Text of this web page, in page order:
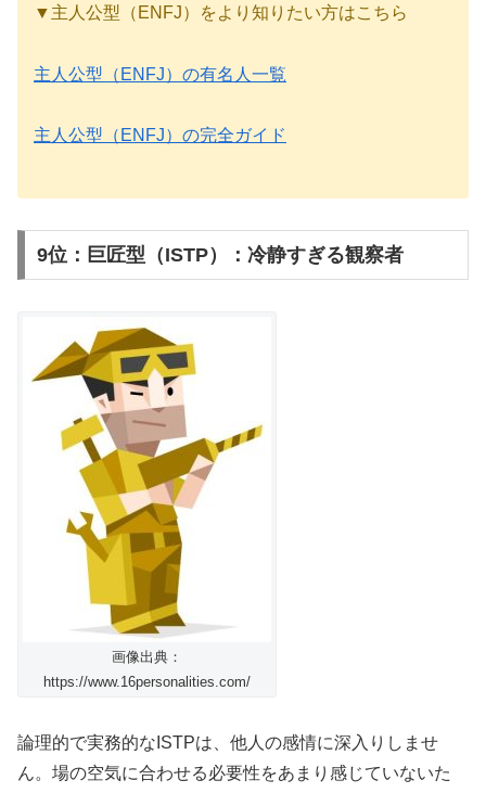
▼主人公型（ENFJ）をより知りたい方はこちら
主人公型（ENFJ）の有名人一覧
主人公型（ENFJ）の完全ガイド
9位：巨匠型（ISTP）：冷静すぎる観察者
画像出典：
https://www.16personalities.com/
論理的で実務的なISTPは、他人の感情に深入りしませ
ん。場の空気に合わせる必要性をあまり感じていないた